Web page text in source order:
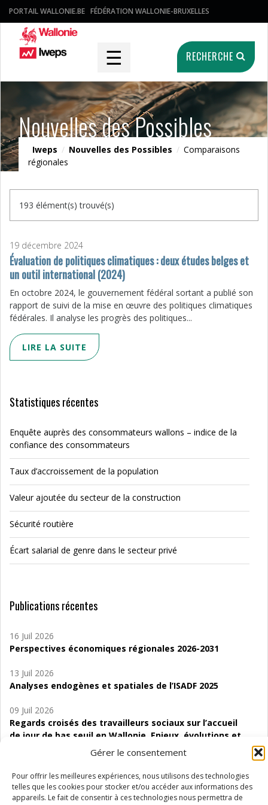
Gérer le consentement
Pour offrir les meilleures expériences, nous utilisons des technologies
telles que les cookies pour stocker et/ou accéder aux informations des
appareils. Le fait de consentir à ces technologies nous permettra de
PORTAIL WALLONIE.BE FÉDÉRATION WALLONIE-BRUXELLES
☰ RECHERCHE
Nouvelles des Possibles
Iweps / Nouvelles des Possibles / Comparaisons
régionales
193 élément(s) trouvé(s)
19 décembre 2024
Évaluation de politiques climatiques : deux études belges et
un outil international (2024)
En octobre 2024, le gouvernement fédéral sortant a publié son
rapport de suivi de la mise en œuvre des politiques climatiques
fédérales. Il analyse les progrès des politiques...
LIRE LA SUITE
Statistiques récentes
Enquête auprès des consommateurs wallons – indice de la
confiance des consommateurs
Taux d’accroissement de la population
Valeur ajoutée du secteur de la construction
Sécurité routière
Écart salarial de genre dans le secteur privé
Publications récentes
16 Juil 2026
Perspectives économiques régionales 2026-2031
13 Juil 2026
Analyses endogènes et spatiales de l’ISADF 2025
09 Juil 2026
Regards croisés des travailleurs sociaux sur l’accueil
de jour de bas seuil en Wallonie. Enjeux, évolutions et
06 Juil 2026
Étude d’évaluabilité des Structures
d’accompagnement à l’autocréation d’emploi (SAACE)